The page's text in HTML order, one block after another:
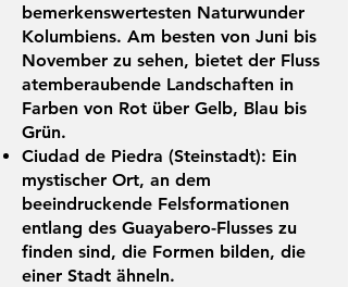
bemerkenswertesten Naturwunder
Kolumbiens. Am besten von Juni bis
November zu sehen, bietet der Fluss
atemberaubende Landschaften in
Farben von Rot über Gelb, Blau bis
Grün.
Ciudad de Piedra (Steinstadt): Ein
mystischer Ort, an dem
beeindruckende Felsformationen
entlang des Guayabero-Flusses zu
finden sind, die Formen bilden, die
einer Stadt ähneln.